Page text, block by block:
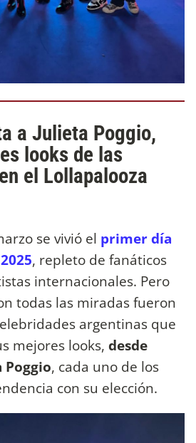
a Julieta Poggio,
looks de las
el Lollapalooza
se vivió el primer día
, repleto de fanáticos
internacionales. Pero
todas las miradas fueron
argentinas que
mejores looks, desde
Poggio, cada uno de los
con su elección.